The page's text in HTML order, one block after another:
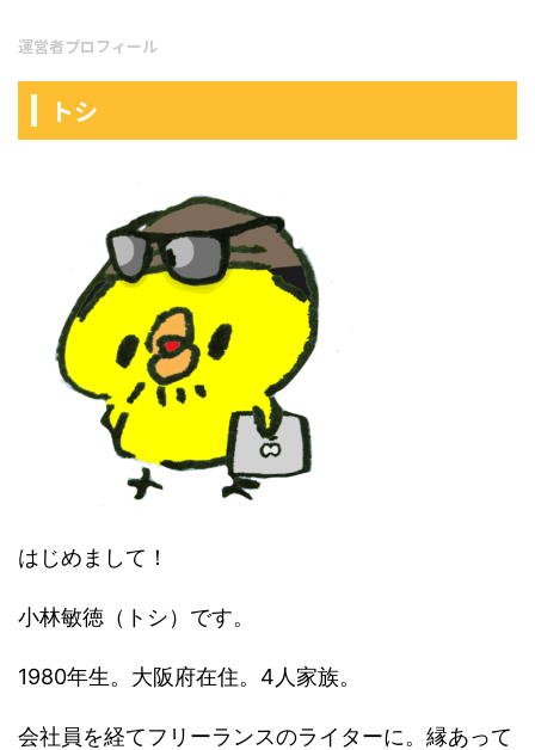
運営者プロフィール
トシ
はじめまして！
小林敏徳（トシ）です。
1980年生。大阪府在住。4人家族。
会社員を経てフリーランスのライターに。縁あって